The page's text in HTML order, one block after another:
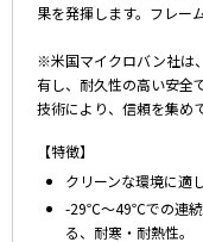
果を発揮します。フレー
※米国マイクロバン社は
有し、耐久性の高い安全
技術により、信頼を集め
【特徴】
クリーンな環境に適
-29℃～49℃での連続
る、耐寒・耐熱性。